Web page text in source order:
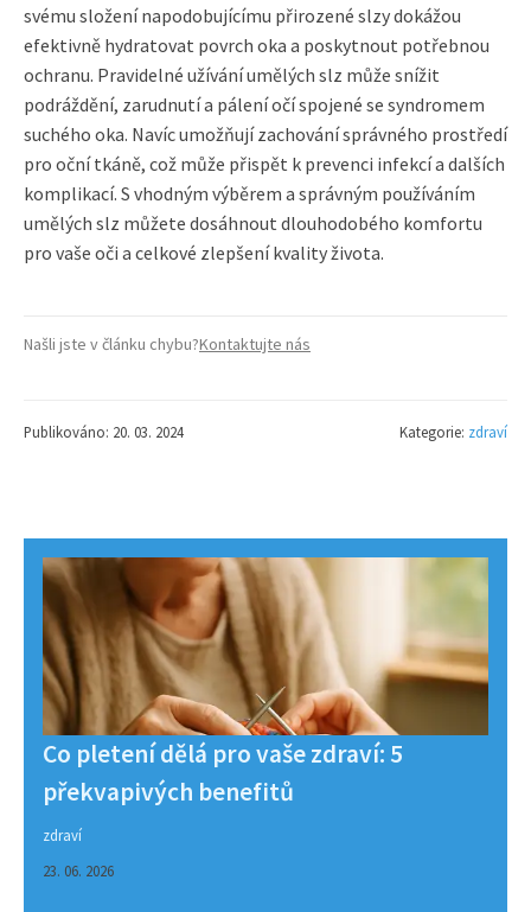
svému složení napodobujícímu přirozené slzy dokážou
efektivně hydratovat povrch oka a poskytnout potřebnou
ochranu. Pravidelné užívání umělých slz může snížit
podráždění, zarudnutí a pálení očí spojené se syndromem
suchého oka. Navíc umožňují zachování správného prostředí
pro oční tkáně, což může přispět k prevenci infekcí a dalších
komplikací. S vhodným výběrem a správným používáním
umělých slz můžete dosáhnout dlouhodobého komfortu
pro vaše oči a celkové zlepšení kvality života.
Našli jste v článku chybu?Kontaktujte nás
Publikováno: 20. 03. 2024 Kategorie: zdraví
Co pletení dělá pro vaše zdraví: 5
překvapivých benefitů
zdraví
23. 06. 2026